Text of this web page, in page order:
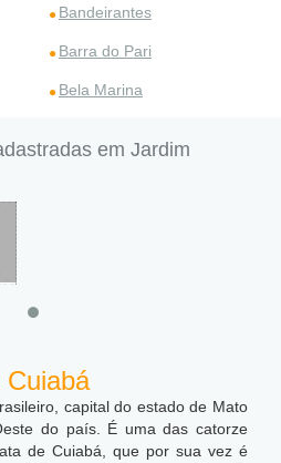
Bandeirantes
Barra do Pari
Bela Marina
em Jardim
Cuiabá
capital do estado de Mato
do país. É uma das catorze
de Cuiabá, que por sua vez é